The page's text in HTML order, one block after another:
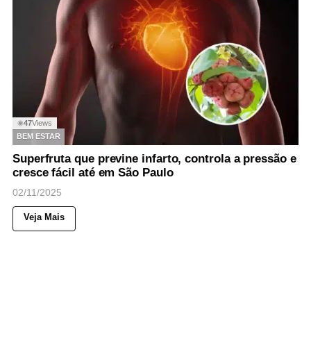
◉47Views
BEM ESTAR
Superfruta que previne infarto, controla a pressão e
cresce fácil até em São Paulo
02/11/2025
Veja Mais